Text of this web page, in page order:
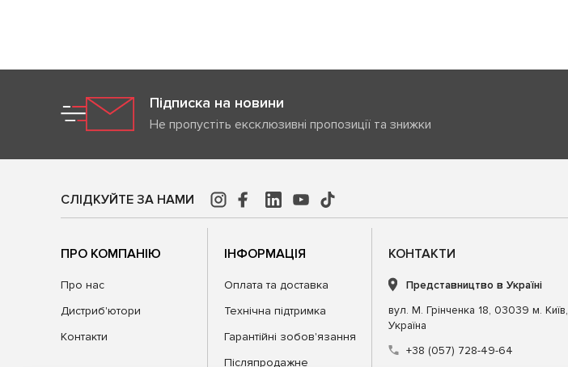
Підписка на новини
Не пропустіть ексклюзивні пропозиції та знижки
СЛІДКУЙТЕ ЗА НАМИ
ПРО КОМПАНІЮ
Про нас
Дистриб'ютори
Контакти
ІНФОРМАЦІЯ
Оплата та доставка
Технічна підтримка
Гарантійні зобов'язання
Післяпродажне
КОНТАКТИ
Представництво в Україні
вул. М. Грінченка 18, 03039 м. Київ,
Україна
+38 (057) 728-49-64